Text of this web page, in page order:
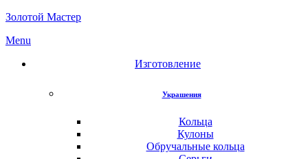
Золотой Мастер
Menu
Изготовление
Украшения
Кольца
Кулоны
Обручальные кольца